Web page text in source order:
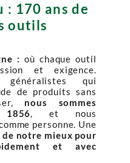
170 ans de
outils
: où chaque outil
et exigence.
généralistes qui
de produits sans
nous sommes
, et nous
personne. Une
de notre mieux pour
et avec